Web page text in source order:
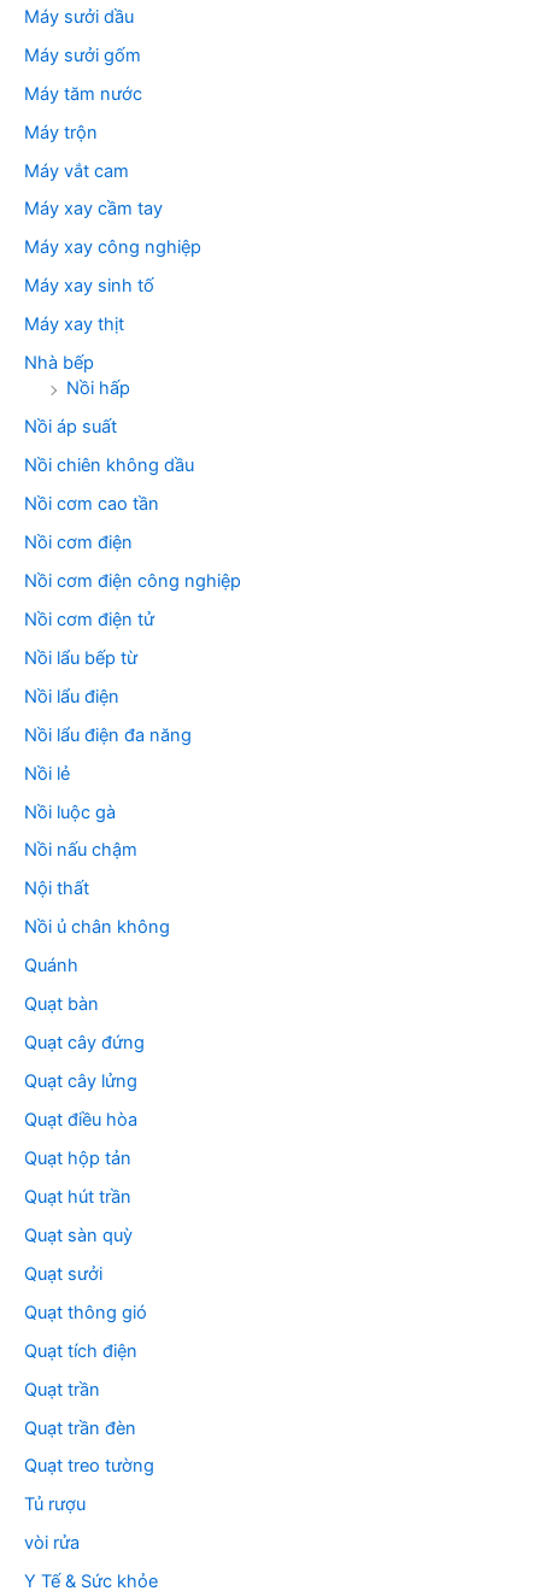
Máy sưởi dầu
Máy sưởi gốm
Máy tăm nước
Máy trộn
Máy vắt cam
Máy xay cầm tay
Máy xay công nghiệp
Máy xay sinh tố
Máy xay thịt
Nhà bếp
Nồi hấp
Nồi áp suất
Nồi chiên không dầu
Nồi cơm cao tần
Nồi cơm điện
Nồi cơm điện công nghiệp
Nồi cơm điện tử
Nồi lẩu bếp từ
Nồi lẩu điện
Nồi lẩu điện đa năng
Nồi lẻ
Nồi luộc gà
Nồi nấu chậm
Nội thất
Nồi ủ chân không
Quánh
Quạt bàn
Quạt cây đứng
Quạt cây lửng
Quạt điều hòa
Quạt hộp tản
Quạt hút trần
Quạt sàn quỳ
Quạt sưởi
Quạt thông gió
Quạt tích điện
Quạt trần
Quạt trần đèn
Quạt treo tường
Tủ rượu
vòi rửa
Y Tế & Sức khỏe